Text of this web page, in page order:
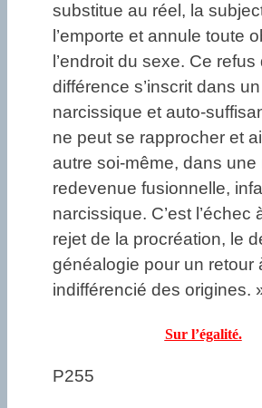
substitue au réel, la
l’emporte et annule toute
l’endroit du sexe. Ce refus
différence s’inscrit dans
narcissique et auto-
ne peut se rapprocher et
autre soi-même, dans une
redevenue fusionnelle,
narcissique. C’est l’échec
rejet de la procréation, le
généalogie pour un retour
indifférencié des origines.
Sur l’égalité.
P255